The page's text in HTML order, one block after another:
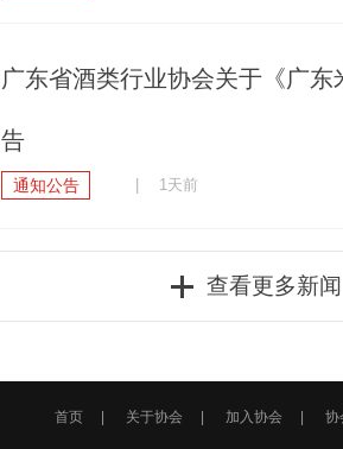
广东省酒类行业协会关于《广
告
通知公告 | 1天前
查看更多新闻
首页 关于协会 加入协会 协